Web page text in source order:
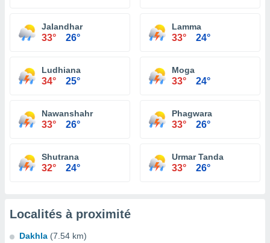
Jalandhar
33° 26°
Lamma
33° 24°
Ludhiana
34° 25°
Moga
33° 24°
Nawanshahr
33° 26°
Phagwara
33° 26°
Shutrana
32° 24°
Urmar Tanda
33° 26°
Localités à proximité
Dakhla (7.54 km)